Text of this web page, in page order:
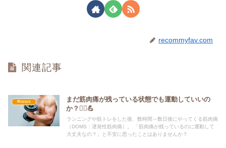
recommyfav.com
関連記事
#news
まだ筋肉痛が残っている状態でも運動していいの
か？🏃‍♀️💪
ランニングや筋トレをした後、数時間～数日後にやってくる筋肉痛
（DOMS：遅発性筋肉痛）。 「筋肉痛が残っているのに運動して
大丈夫なの？」と不安に思ったことはありませんか？